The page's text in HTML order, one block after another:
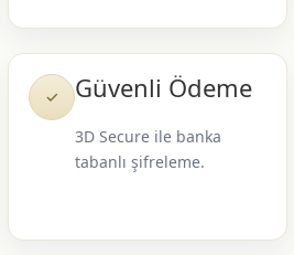
✓ Güvenli Ödeme
3D Secure ile banka
tabanlı şifreleme.